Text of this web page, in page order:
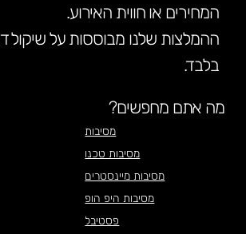
מה אתם מחפשים?
מסיבות
מסיבות טכנו
מסיבות מיינסטרים
מסיבות היפ הופ
פסטיבל
המחירים או חווית האירוע.
ההמלצות שלנו מבוססות על שיקול
בלבד.